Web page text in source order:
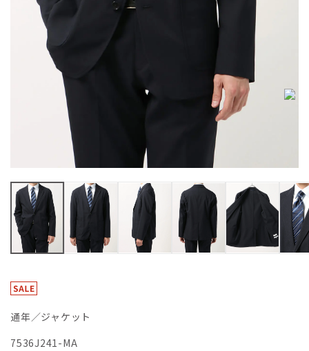
通年／ジャケット
7536J241-MA